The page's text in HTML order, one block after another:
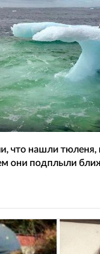
что нашли тюленя,
они подплыли